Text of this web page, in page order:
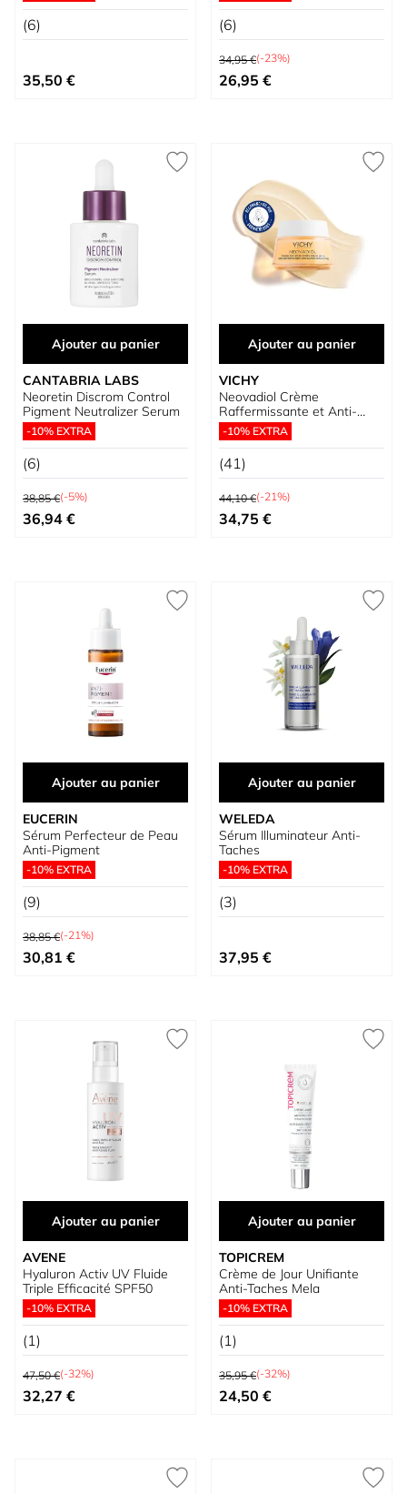
(6)
35,50 €
(6)
Prix normal
34,95 €(-23%)
Prix spécial
26,95 €
Ajouter au panier
CANTABRIA LABS
Neoretin Discrom Control
Pigment Neutralizer Serum
-10% EXTRA
(6)
Prix normal
38,85 €(-5%)
Prix spécial
36,94 €
Ajouter au panier
VICHY
Neovadiol Crème
Raffermissante et Anti-
Taches
-10% EXTRA
(41)
Prix normal
44,10 €(-21%)
Prix spécial
34,75 €
Ajouter au panier
EUCERIN
Sérum Perfecteur de Peau
Anti-Pigment
-10% EXTRA
(9)
Prix normal
38,85 €(-21%)
Prix spécial
30,81 €
Ajouter au panier
WELEDA
Sérum Illuminateur Anti-
Taches
-10% EXTRA
(3)
37,95 €
Ajouter au panier
AVENE
Hyaluron Activ UV Fluide
Triple Efficacité SPF50
-10% EXTRA
(1)
Prix normal
47,50 €(-32%)
Prix spécial
32,27 €
Ajouter au panier
TOPICREM
Crème de Jour Unifiante
Anti-Taches Mela
-10% EXTRA
(1)
Prix normal
35,95 €(-32%)
Prix spécial
24,50 €